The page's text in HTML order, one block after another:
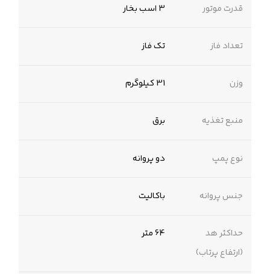
قدرت موتور 3 اسب بخار
تعداد فاز تک فاز
وزن 31 کیلوگرم
منبع تغذیه برق
نوع پمپ دو پروانه
جنس پروانه باکالیت
حداکثر هد
(ارتفاع پرتاب)
64 متر